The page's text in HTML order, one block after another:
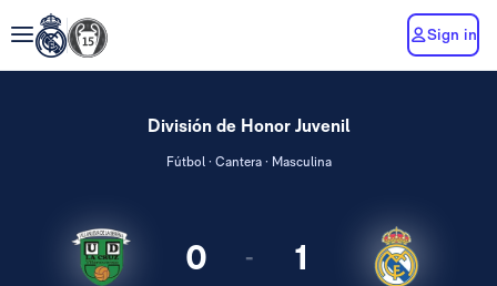
Sign in
División de Honor Juvenil
Fútbol · Cantera · Masculina
0 - 1